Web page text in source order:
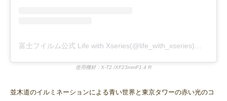
富士フイルム公式 Life with Xseries(@life_with_xseries)がシェアした投稿
使用機材：X-T2 /XF23mmF1.4 R
並木道のイルミネーションによる青い世界と東京タワーの赤い光のコ